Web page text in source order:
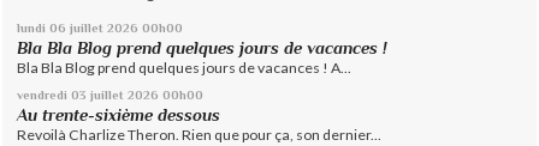
lundi 06 juillet 2026 00h00
Bla Bla Blog prend quelques jours de vacances !
Bla Bla Blog prend quelques jours de vacances ! A...
vendredi 03 juillet 2026 00h00
Au trente-sixième dessous
Revoilà Charlize Theron. Rien que pour ça, son dernier...